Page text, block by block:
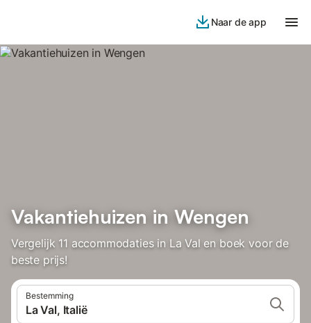
Naar de app
Vakantiehuizen in Wengen
Vergelijk 11 accommodaties in La Val en boek voor de
beste prijs!
Bestemming
La Val, Italië